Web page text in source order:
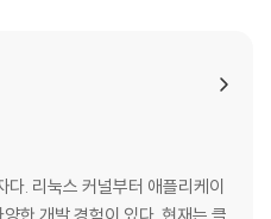
. 리눅스 커널부터 애플리케이